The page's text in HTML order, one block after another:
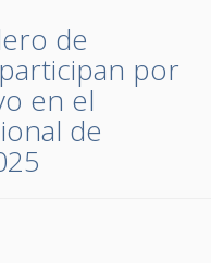
de
por
en el
de